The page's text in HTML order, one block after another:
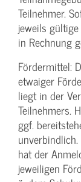
Teilnehmer.
jeweils
in Rechnung
Fördermittel:
etwaiger
liegt in der
Teilnehmers.
ggf.
hat der
jeweiligen